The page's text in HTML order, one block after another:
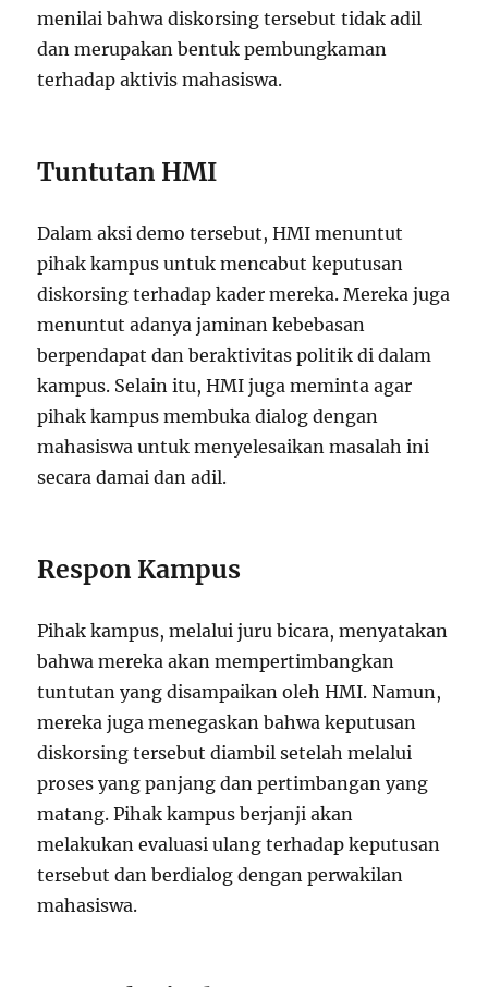
menilai bahwa diskorsing tersebut tidak adil
dan merupakan bentuk pembungkaman
terhadap aktivis mahasiswa.
Tuntutan HMI
Dalam aksi demo tersebut, HMI menuntut
pihak kampus untuk mencabut keputusan
diskorsing terhadap kader mereka. Mereka juga
menuntut adanya jaminan kebebasan
berpendapat dan beraktivitas politik di dalam
kampus. Selain itu, HMI juga meminta agar
pihak kampus membuka dialog dengan
mahasiswa untuk menyelesaikan masalah ini
secara damai dan adil.
Respon Kampus
Pihak kampus, melalui juru bicara, menyatakan
bahwa mereka akan mempertimbangkan
tuntutan yang disampaikan oleh HMI. Namun,
mereka juga menegaskan bahwa keputusan
diskorsing tersebut diambil setelah melalui
proses yang panjang dan pertimbangan yang
matang. Pihak kampus berjanji akan
melakukan evaluasi ulang terhadap keputusan
tersebut dan berdialog dengan perwakilan
mahasiswa.